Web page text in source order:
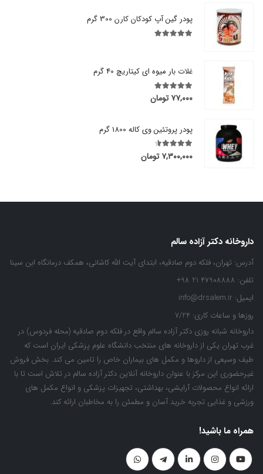
پودر گین آپ کودکان کارن 300 گرم
غلات بار میوه ای کیتاریچ 40 گرم
5.00
out of 5
۷۷,۰۰۰ تومان
پودر پروتئین وی کاله 1800 گرم
۷,۳۰۰,۰۰۰ تومان
داروخانه دکتر آزاده سالم
آدرس: تهران، فلکه دوم صادقیه، ابتدای آیت الله کاشانی، همکف درمانگاه ابن سینا
تلفن: 47908888 21 98+
ایمیل: info@drsalem.ir
روزها و ساعات کاری: 7/24
داروخانه شبانه روزی دکتر آزاده سالم واقع در فلکه دوم صادقیه (محله فردوس) در
غرب تهران یکی از داروخانه های منتخب دانشگاه علوم پزشکی ایران است که
طیف وسیعی از داروها و مکمل های بیماران خاص را تامین می کند. بخش فروش
غیرحضوری این مرکز با عنوان داروخانه آنلاین دکتر آزاده سالم در تلاش است تا با
ارائه انواع محصولات آرایشی، بهداشتی، تجهیزات پزشکی و انواع مکمل های
ورزشی و غذایی تجربه خرید آسان و مطمئن را به مخاطبان ارائه کند.
همراه ما باشید!